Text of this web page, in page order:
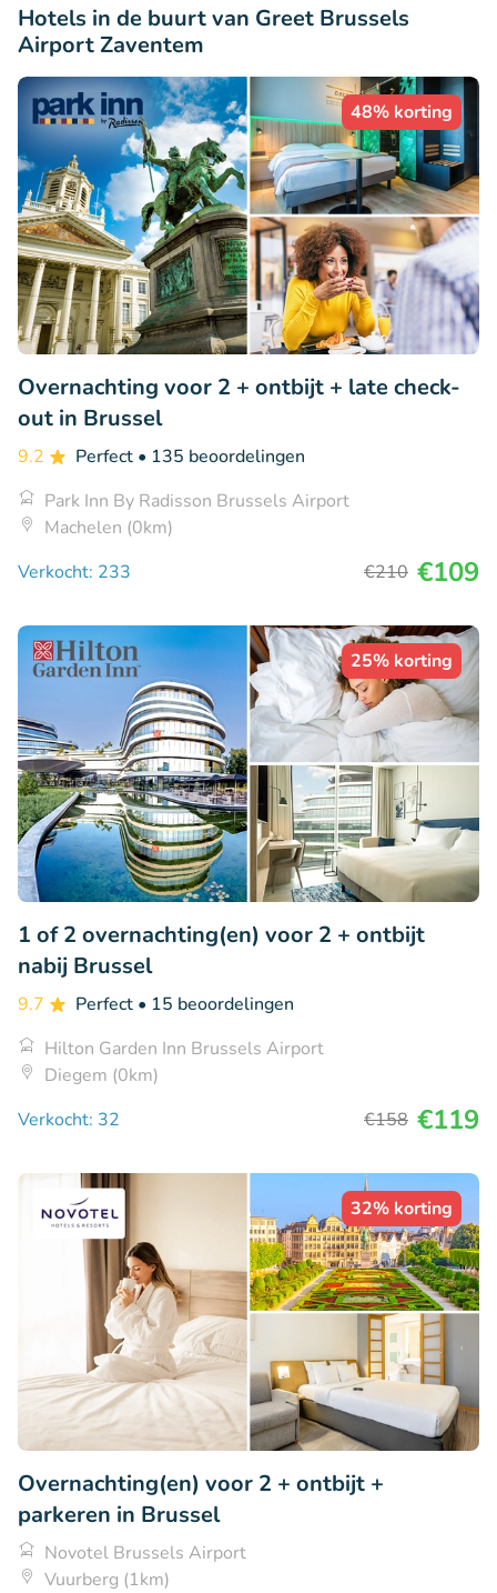
Hotels in de buurt van Greet Brussels
Airport Zaventem
48% korting
Overnachting voor 2 + ontbijt + late check-
out in Brussel
9.2 Perfect • 135 beoordelingen
Park Inn By Radisson Brussels Airport
Machelen (0km)
Verkocht: 233
€210 €109
25% korting
1 of 2 overnachting(en) voor 2 + ontbijt
nabij Brussel
9.7 Perfect • 15 beoordelingen
Hilton Garden Inn Brussels Airport
Diegem (0km)
Verkocht: 32
€158 €119
32% korting
Overnachting(en) voor 2 + ontbijt +
parkeren in Brussel
Novotel Brussels Airport
Vuurberg (1km)